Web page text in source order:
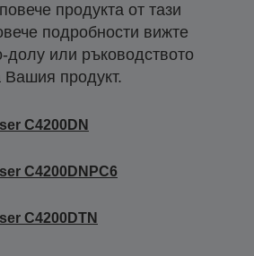
продукта от тази
подробности вижте
долу или ръководството
Вашия продукт.
C4200DN
C4200DNPC6
C4200DTN